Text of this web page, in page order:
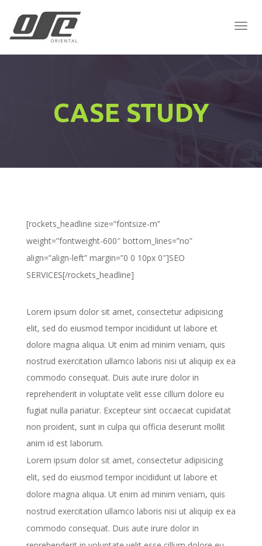
CASE STUDY
[rockets_headline size=”fontsize-m”
weight=”fontweight-600″ bottom_lines=”no”
align=”align-left” margin=”0 0 10px 0″]SEO
SERVICES[/rockets_headline]
Lorem ipsum dolor sit amet, consectetur adipisicing
elit, sed do eiusmod tempor incididunt ut labore et
dolore magna aliqua. Ut enim ad minim veniam, quis
nostrud exercitation ullamco laboris nisi ut aliquip ex ea
commodo consequat. Duis aute irure dolor in
reprehenderit in voluptate velit esse cillum dolore eu
fugiat nulla pariatur. Excepteur sint occaecat cupidatat
non proident, sunt in culpa qui officia deserunt mollit
anim id est laborum.
Lorem ipsum dolor sit amet, consectetur adipisicing
elit, sed do eiusmod tempor incididunt ut labore et
dolore magna aliqua. Ut enim ad minim veniam, quis
nostrud exercitation ullamco laboris nisi ut aliquip ex ea
commodo consequat. Duis aute irure dolor in